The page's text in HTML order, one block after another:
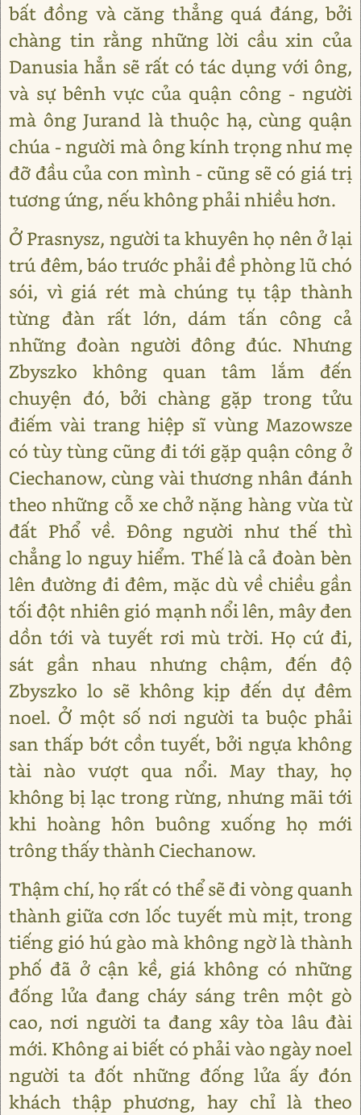
bất đồng và căng thẳng quá đáng, bởi
chàng tin rằng những lời cầu xin của
Danusia hẳn sẽ rất có tác dụng với ông,
và sự bênh vực của quận công - người
mà ông Jurand là thuộc hạ, cùng quận
chúa - người mà ông kính trọng như mẹ
đỡ đầu của con mình - cũng sẽ có giá trị
tương ứng, nếu không phải nhiều hơn.
Ở Prasnysz, người ta khuyên họ nên ở lại
trú đêm, báo trước phải đề phòng lũ chó
sói, vì giá rét mà chúng tụ tập thành
từng đàn rất lớn, dám tấn công cả
những đoàn người đông đúc. Nhưng
Zbyszko không quan tâm lắm đến
chuyện đó, bởi chàng gặp trong tửu
điếm vài trang hiệp sĩ vùng Mazowsze
có tùy tùng cũng đi tới gặp quận công ở
Ciechanow, cùng vài thương nhân đánh
theo những cỗ xe chở nặng hàng vừa từ
đất Phổ về. Đông người như thế thì
chẳng lo nguy hiểm. Thế là cả đoàn bèn
lên đường đi đêm, mặc dù về chiều gần
tối đột nhiên gió mạnh nổi lên, mây đen
dồn tới và tuyết rơi mù trời. Họ cứ đi,
sát gần nhau nhưng chậm, đến độ
Zbyszko lo sẽ không kịp đến dự đêm
noel. Ở một số nơi người ta buộc phải
san thấp bớt cồn tuyết, bởi ngựa không
tài nào vượt qua nổi. May thay, họ
không bị lạc trong rừng, nhưng mãi tới
khi hoàng hôn buông xuống họ mới
trông thấy thành Ciechanow.
Thậm chí, họ rất có thể sẽ đi vòng quanh
thành giữa cơn lốc tuyết mù mịt, trong
tiếng gió hú gào mà không ngờ là thành
phố đã ở cận kề, giá không có những
đống lửa đang cháy sáng trên một gò
cao, nơi người ta đang xây tòa lâu đài
mới. Không ai biết có phải vào ngày noel
người ta đốt những đống lửa ấy đón
khách thập phương, hay chỉ là theo